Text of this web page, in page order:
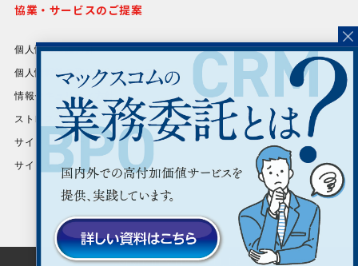
協業・サービスのご提案
個人情報保護方針
個人情報等の取り扱いについて
情報セキュリティ方針
ストレスチェック基本方針
サイトポリシー
サイトマップ
Copyright © MAXCOM, Inc.